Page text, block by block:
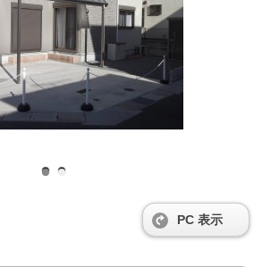
PC 表示